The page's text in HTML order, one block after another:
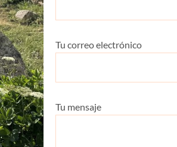
Tu correo electrónico
Tu mensaje